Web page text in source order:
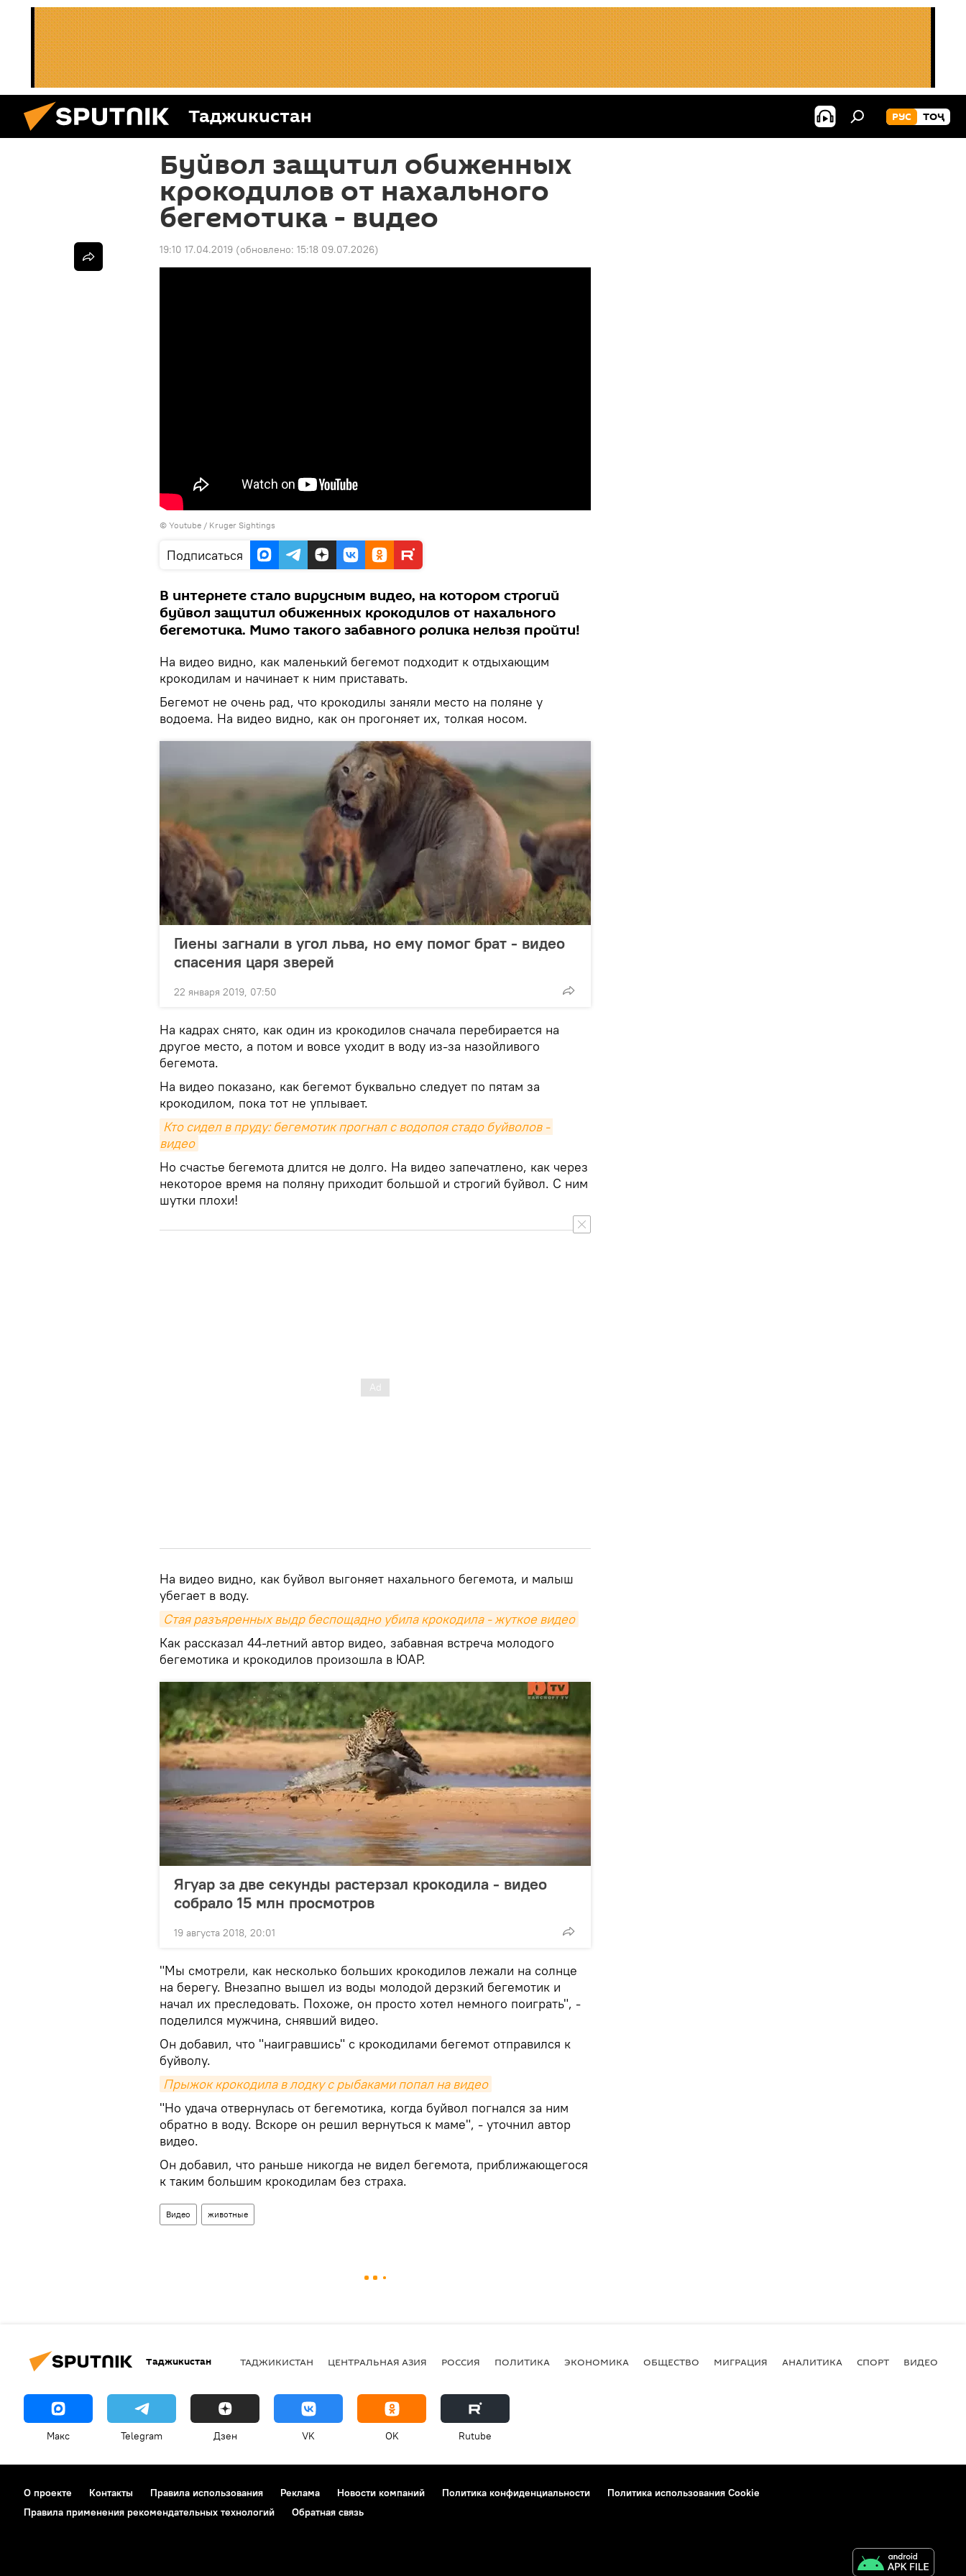
Таджикистан РУС ТОҶ
Буйвол защитил обиженных
крокодилов от нахального
бегемотика - видео
19:10 17.04.2019 (обновлено: 15:18 09.07.2026)
© Youtube / Kruger Sightings
Подписаться
В интернете стало вирусным видео, на котором строгий
буйвол защитил обиженных крокодилов от нахального
бегемотика. Мимо такого забавного ролика нельзя пройти!
На видео видно, как маленький бегемот подходит к отдыхающим
крокодилам и начинает к ним приставать.
Бегемот не очень рад, что крокодилы заняли место на поляне у
водоема. На видео видно, как он прогоняет их, толкая носом.
Гиены загнали в угол льва, но ему помог брат - видео
спасения царя зверей
22 января 2019, 07:50
На кадрах снято, как один из крокодилов сначала перебирается на
другое место, а потом и вовсе уходит в воду из-за назойливого
бегемота.
На видео показано, как бегемот буквально следует по пятам за
крокодилом, пока тот не уплывает.
Кто сидел в пруду: бегемотик прогнал с водопоя стадо буйволов -
видео
Но счастье бегемота длится не долго. На видео запечатлено, как через
некоторое время на поляну приходит большой и строгий буйвол. С ним
шутки плохи!
На видео видно, как буйвол выгоняет нахального бегемота, и малыш
убегает в воду.
Стая разъяренных выдр беспощадно убила крокодила - жуткое видео
Как рассказал 44-летний автор видео, забавная встреча молодого
бегемотика и крокодилов произошла в ЮАР.
Ягуар за две секунды растерзал крокодила - видео
собрало 15 млн просмотров
19 августа 2018, 20:01
"Мы смотрели, как несколько больших крокодилов лежали на солнце
на берегу. Внезапно вышел из воды молодой дерзкий бегемотик и
начал их преследовать. Похоже, он просто хотел немного поиграть", -
поделился мужчина, снявший видео.
Он добавил, что "наигравшись" с крокодилами бегемот отправился к
буйволу.
Прыжок крокодила в лодку с рыбаками попал на видео
"Но удача отвернулась от бегемотика, когда буйвол погнался за ним
обратно в воду. Вскоре он решил вернуться к маме", - уточнил автор
видео.
Он добавил, что раньше никогда не видел бегемота, приближающегося
к таким большим крокодилам без страха.
Видео животные
Таджикистан ТАДЖИКИСТАН ЦЕНТРАЛЬНАЯ АЗИЯ РОССИЯ ПОЛИТИКА ЭКОНОМИКА ОБЩЕСТВО МИГРАЦИЯ АНАЛИТИКА СПОРТ ВИДЕО
Макс Telegram Дзен VK OK Rutube
О проекте Контакты Правила использования Реклама Новости компаний Политика конфиденциальности
Политика использования Cookie
Правила применения рекомендательных технологий
Обратная связь